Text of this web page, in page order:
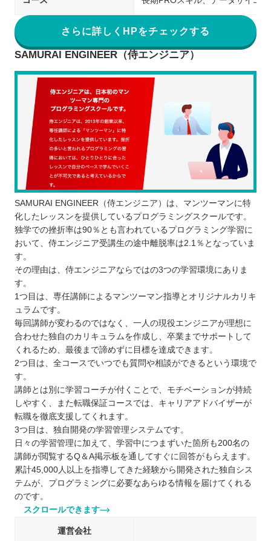
さらに詳しくHPをチェックする
SAMURAI ENGINEER（侍エンジニア）
SAMURAI ENGINEER（侍エンジニア）は、マンツーマンに特
化したレッスンを提供しているプログラミングスクールです。
独学での挫折率は90％とも言われているプログラミング学習に
おいて、侍エンジニア受講生の途中離脱率は2.1％となっていま
す。
その理由は、侍エンジニアならではの3つの学習環境にありま
す。
1つ目は、専任講師によるマンツーマン指導とオリジナルカリキ
ュラムです。
毎回講師が変わるのではなく、一人の現役エンジニアが理想に
合わせた独自のカリキュラムを作成し、卒業までサポートして
くれるため、最後まで諦めずに目標を達成できます。
2つ目は、全コースでいつでも質問や相談ができるという環境で
す。
講師とは別に学習コーチが付くことで、モチベーションが持続
しやすく、また転職保証コースでは、キャリアアドバイザーが
転職を徹底支援してくれます。
3つ目は、独自開発の学習管理システムです。
日々の学習管理に加えて、学習中につまずいた箇所も200名の
講師が閲覧するQ＆A掲示板を通してすぐに回答がもらえます。
累計45,000人以上を指導してきた経験から開発された独自シス
テムが、プログラミングに必要なあらゆる情報を届けてくれる
のです。
スクロールできます
運営会社